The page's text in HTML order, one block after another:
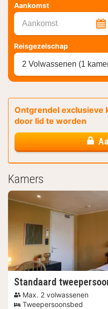
Aankomst
Aankomst
Reisgezelschap
2 Volwassenen (1
Ontgrendel exclusieve
door lid te worden
Kamers
Standaard
Max. 2 volwassenen
Tweepersoonsbed